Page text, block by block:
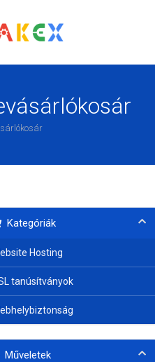
Kategóriák
Hosting
tanúsítványok
Műveletek